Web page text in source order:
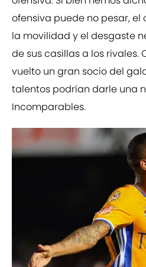
ofensiva puede no pesar,
la movilidad y el desgaste
de sus casillas a los rivales.
vuelto un gran socio del
talentos podrían darle una
Incomparables.